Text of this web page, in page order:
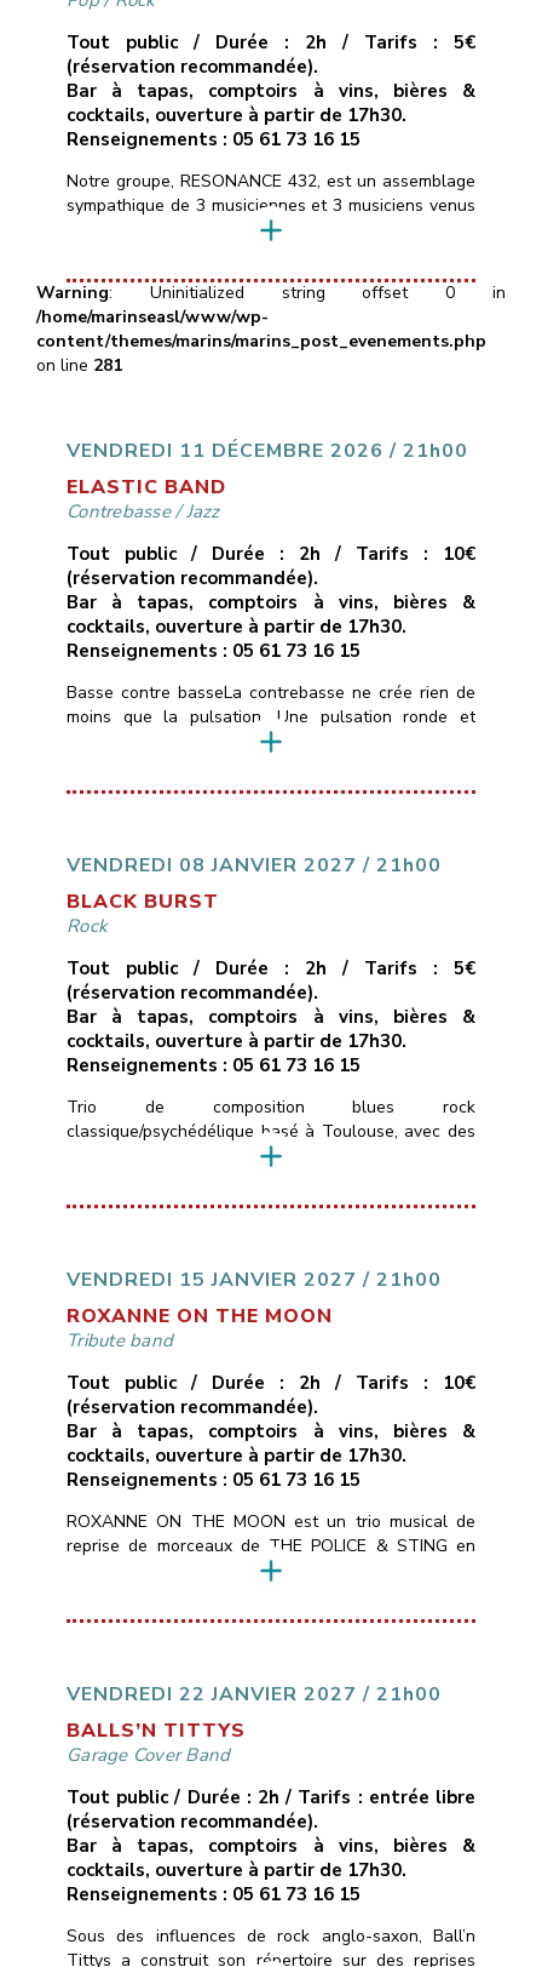
Tout public / Durée : 2h / Tarifs : 5€
(réservation recommandée).
Bar à tapas, comptoirs à vins, bières &
cocktails, ouverture à partir de 17h30.
Renseignements : 05 61 73 16 15
Notre groupe, RESONANCE 432, est un assemblage
sympathique de 3 musiciennes et 3 musiciens venus
d’horizons différents, et heureux de mettre en
réinterprétons un répertoire éclectique de titres pop
rock des dernières décennies alternant rythmes
dynamiques (Eurythmics, Clash, AC/DC, …) et
musiques plus intimistes (Alannah Myles, Murray
Head, Portishead…) ainsi que […]
Warning: Uninitialized string offset 0 in
/home/marinseasl/www/wp-
content/themes/marins/marins_post_evenements.php
on line 281
VENDREDI 11 DÉCEMBRE 2026 / 21h00
ELASTIC BAND
Contrebasse/Jazz
Tout public / Durée : 2h / Tarifs : 10€
(réservation recommandée).
Bar à tapas, comptoirs à vins, bières &
cocktails, ouverture à partir de 17h30.
Renseignements : 05 61 73 16 15
Basse contre basseLa contrebasse ne crée rien de
moins que la pulsation. Une pulsation ronde et
boisée, une pulsation mélodique qui construit
groupe.Hommage donc à quelques contrebassistes
Guillaume CerettoSaxophones : Michel Itier, Simon
MamdyBatterie : Jéremy Morello
___________________________
VENDREDI 08 JANVIER 2027 / 21h00
BLACK BURST
Rock
Tout public / Durée : 2h / Tarifs : 5€
(réservation recommandée).
Bar à tapas, comptoirs à vins, bières &
cocktails, ouverture à partir de 17h30.
Renseignements : 05 61 73 16 15
Trio de composition blues rock
classique/psychédélique basé à Toulouse, avec des
influences allant de Led Zepplin au Black Keys en
varier avec des sonorités stoner plus moderne.Le
VENDREDI 15 JANVIER 2027 / 21h00
ROXANNE ON THE MOON
Tribute band
Tout public / Durée : 2h / Tarifs : 10€
(réservation recommandée).
Bar à tapas, comptoirs à vins, bières &
cocktails, ouverture à partir de 17h30.
Renseignements : 05 61 73 16 15
ROXANNE ON THE MOON est un trio musical de
reprise de morceaux de THE POLICE & STING en
mode chant/guitare, basse, batterie.Tous les styles
MUSIQUE DU MONDE, REGGAE, BLUES pour 2h30
15 janvier 2027
21H00 10€ avec […]
VENDREDI 22 JANVIER 2027 / 21h00
BALLS’N TITTYS
Garage Cover Band
Tout public / Durée : 2h / Tarifs : entrée libre
(réservation recommandée).
Bar à tapas, comptoirs à vins, bières &
cocktails, ouverture à partir de 17h30.
Renseignements : 05 61 73 16 15
Sous des influences de rock anglo-saxon, Ball’n
Tittys a construit son répertoire sur des reprises